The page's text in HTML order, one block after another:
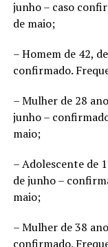
junho – caso
de maio;
– Homem de 42,
confirmado.
– Mulher de 28
junho –
maio;
– Adolescente de
de junho –
maio;
– Mulher de 38
confirmado.